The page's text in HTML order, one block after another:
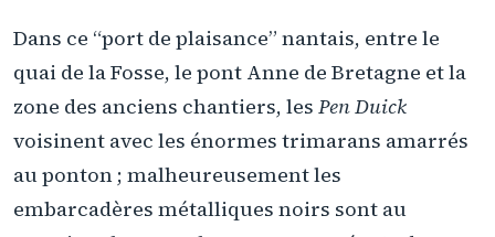
Dans ce “port de plaisance” nantais, entre le
quai de la Fosse, le pont Anne de Bretagne et la
zone des anciens chantiers, les Pen Duick
voisinent avec les énormes trimarans amarrés
au ponton ; malheureusement les
embarcadères métalliques noirs sont au